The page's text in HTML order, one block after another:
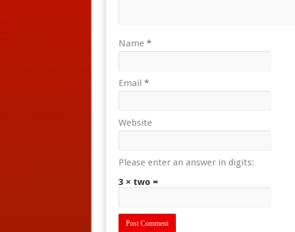
Name *
Email *
Website
Please enter an answer in digits:
3 × two =